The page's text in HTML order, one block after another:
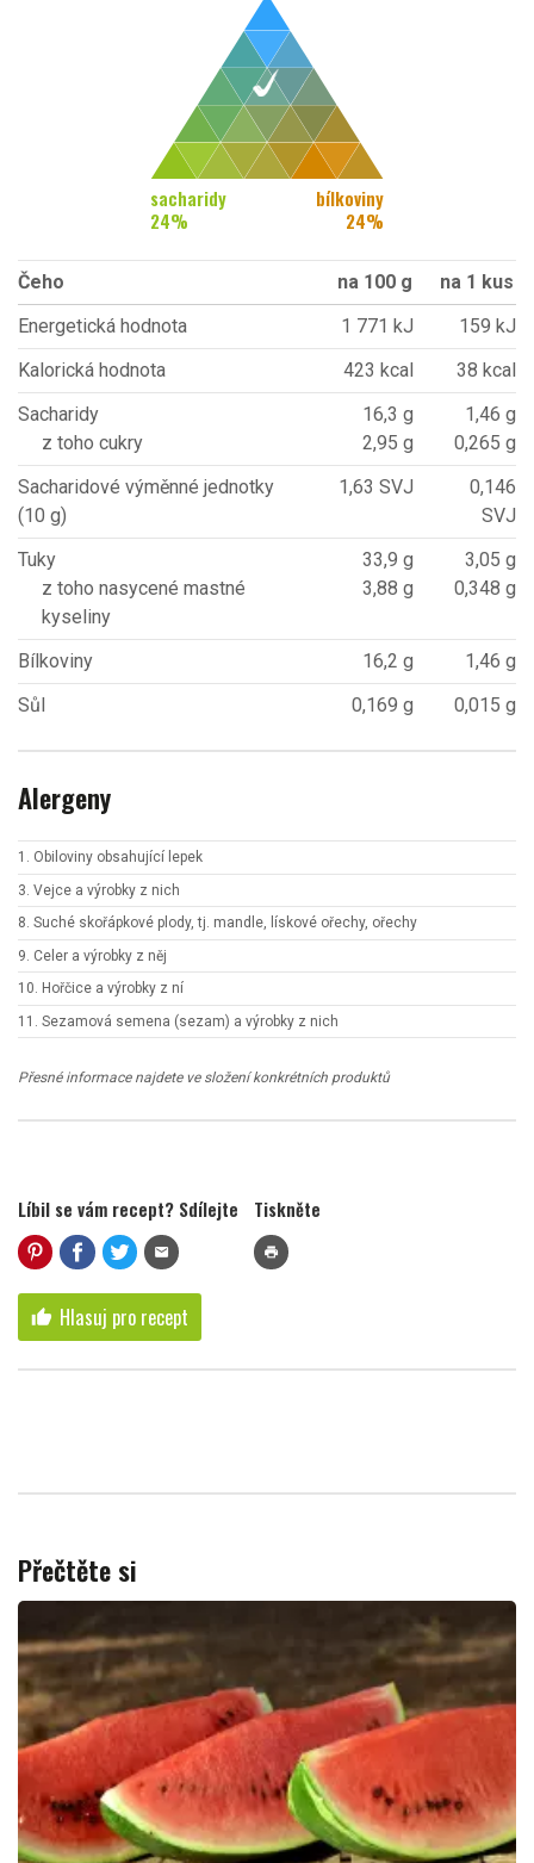
sacharidy
24%
bílkoviny
24%
Čeho na 100 g
na 1 kus
Energetická hodnota
1 771 kJ
159 kJ
Kalorická hodnota
423 kcal
38 kcal
Sacharidy
z toho cukry
16,3 g
2,95 g
1,46 g
0,265 g
Sacharidové výměnné jednotky
(10 g)
1,63 SVJ
0,146
SVJ
Tuky
z toho nasycené mastné
kyseliny
33,9 g
3,88 g
3,05 g
0,348 g
Bílkoviny 16,2 g
1,46 g
Sůl
0,169 g 0,015 g
Alergeny
1. Obiloviny obsahující lepek
3. Vejce a výrobky z nich
8. Suché skořápkové plody, tj. mandle, lískové ořechy, ořechy
9. Celer a výrobky z něj
10. Hořčice a výrobky z ní
11. Sezamová semena (sezam) a výrobky z nich
Přesné informace najdete ve složení konkrétních produktů
Líbil se vám recept? Sdílejte
mail
Tiskněte
print
thumb_up Hlasuj pro recept
Přečtěte si